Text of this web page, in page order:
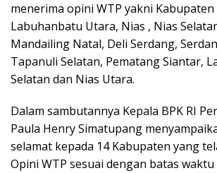
menerima opini WTP yakni Kabupaten
Labuhanbatu Utara, Nias , Nias
Mandailing Natal, Deli Serdang,
Tapanuli Selatan, Pematang Siantar,
Selatan dan Nias Utara.
Dalam sambutannya Kepala BPK RI
Paula Henry Simatupang
selamat kepada 14 Kabupaten yang
Opini WTP sesuai dengan batas